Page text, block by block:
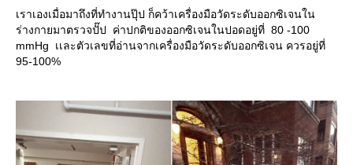
เราเองเมื่อมาถึงที่ทำงานปุ๊ป ก็คว้าเครื่องมือวัดระดับออกซิเจนใน
ร่างกายมาตรวจปั๊ป ค่าปกติของออกซิเจนในปอดอยู่ที่ 80 -100
mmHg เเละตัวเลขที่อ่านจากเครื่องมือวัดระดับออกซิเจน ควรอยู่ที่
95-100%